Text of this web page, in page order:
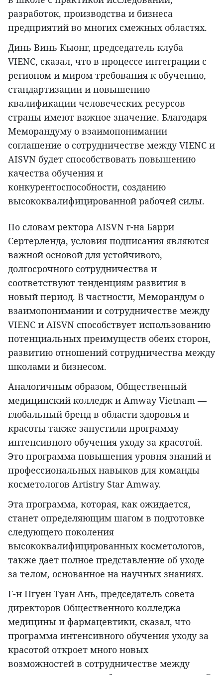
разработок, производства и бизнеса
предприятий во многих смежных областях.
Динь Винь Кыонг, председатель клуба
VIENC, сказал, что в процессе интеграции с
регионом и миром требования к обучению,
стандартизации и повышению
квалификации человеческих ресурсов
страны имеют важное значение. Благодаря
Меморандуму о взаимопонимании
соглашение о сотрудничестве между VIENC и
AISVN будет способствовать повышению
качества обучения и
конкурентоспособности, созданию
высококвалифицированной рабочей силы.
По словам ректора AISVN г-на Барри
Сертерленда, условия подписания являются
важной основой для устойчивого,
долгосрочного сотрудничества и
соответствуют тенденциям развития в
новый период. В частности, Меморандум о
взаимопонимании и сотрудничестве между
VIENC и AISVN способствует использованию
потенциальных преимуществ обеих сторон,
развитию отношений сотрудничества между
школами и бизнесом.
Аналогичным образом, Общественный
медицинский колледж и Amway Vietnam —
глобальный бренд в области здоровья и
красоты также запустили программу
интенсивного обучения уходу за красотой.
Это программа повышения уровня знаний и
профессиональных навыков для команды
косметологов Artistry Star Amway.
Эта программа, которая, как ожидается,
станет определяющим шагом в подготовке
следующего поколения
высококвалифицированных косметологов,
также дает полное представление об уходе
за телом, основанное на научных знаниях.
Г-н Нгуен Туан Ань, председатель совета
директоров Общественного колледжа
медицины и фармацевтики, сказал, что
программа интенсивного обучения уходу за
красотой откроет много новых
возможностей в сотрудничестве между